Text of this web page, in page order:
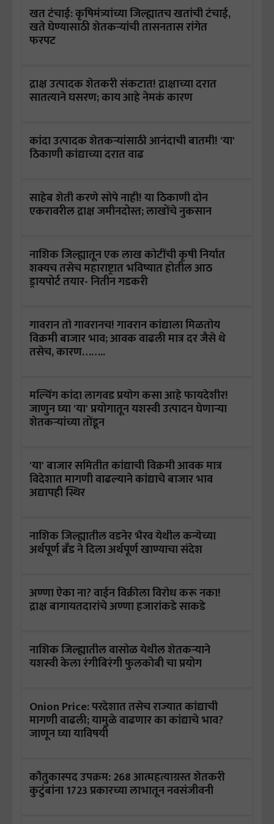
खत टंचाई: कृषिमंत्र्यांच्या जिल्ह्यातच खतांची टंचाई,
खते घेण्यासाठी शेतकऱ्यांची तासनतास रांगेत
फरपट
द्राक्ष उत्पादक शेतकरी संकटात! द्राक्षाच्या दरात
सातत्याने घसरण; काय आहे नेमकं कारण
कांदा उत्पादक शेतकऱ्यांसाठी आनंदाची बातमी! 'या'
ठिकाणी कांद्याच्या दरात वाढ
साहेब शेती करणे सोपे नाही! या ठिकाणी दोन
एकरावरील द्राक्ष जमीनदोस्त; लाखोंचे नुकसान
नाशिक जिल्ह्यातून एक लाख कोटींची कृषी निर्यात
शक्यच तसेच महाराष्ट्रात भविष्यात होतील आठ
ड्रायपोर्ट तयार- नितीन गडकरी
गावरान तो गावरानच! गावरान कांद्याला मिळतोय
विक्रमी बाजार भाव; आवक वाढली मात्र दर जैसे थे
तसेच, कारण……..
मल्चिंग कांदा लागवड प्रयोग कसा आहे फायदेशीर!
जाणुन घ्या 'या' प्रयोगातून यशस्वी उत्पादन घेणाऱ्या
शेतकऱ्यांच्या तोंडून
'या' बाजार समितीत कांद्याची विक्रमी आवक मात्र
विदेशात मागणी वाढल्याने कांद्याचे बाजार भाव
अद्यापही स्थिर
नाशिक जिल्ह्यातील वडनेर भैरव येथील कन्येच्या
अर्थपूर्ण ब्रँड ने दिला अर्थपूर्ण खाण्याचा संदेश
अण्णा ऐका ना? वाईन विक्रीला विरोध करू नका!
द्राक्ष बागायतदारांचे अण्णा हजारांकडे साकडे
नाशिक जिल्ह्यातील वासोळ येथील शेतकऱ्याने
यशस्वी केला रंगीबिरंगी फुलकोबी चा प्रयोग
Onion Price: परदेशात तसेच राज्यात कांद्याची
मागणी वाढली; यामुळे वाढणार का कांद्याचे भाव?
जाणून घ्या याविषयी
कौतुकास्पद उपक्रम: 268 आत्महत्याग्रस्त शेतकरी
कुटुंबांना 1723 प्रकारच्या लाभातून नवसंजीवनी